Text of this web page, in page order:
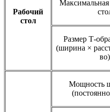
Рабочий
стол
Максимальная
Размер Т-
(ширина ×
во)
Мощность